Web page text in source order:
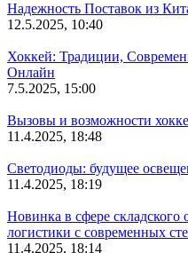
Надежность Поставок из
12.5.2025, 10:40
Хоккей: Традиции,
Онлайн
7.5.2025, 15:00
Вызовы и возможности
11.4.2025, 18:48
Светодиоды: будущее
11.4.2025, 18:19
Новинка в сфере складского
логистики с современных
11.4.2025, 18:14